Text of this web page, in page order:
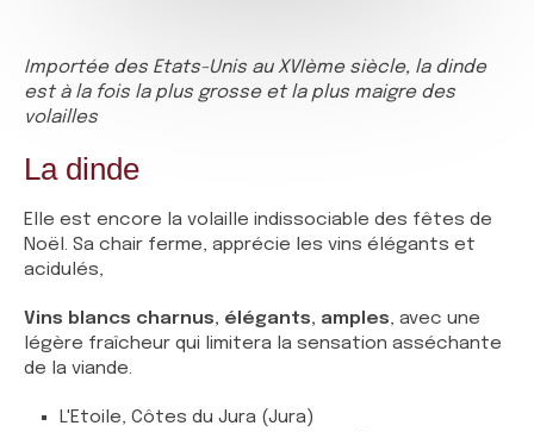
Importée des Etats-Unis au XVIème siècle, la dinde
est à la fois la plus grosse et la plus maigre des
volailles
La dinde
Elle est encore la volaille indissociable des fêtes de
Noël. Sa chair ferme, apprécie les vins élégants et
acidulés,
Vins blancs charnus, élégants, amples, avec une
légère fraîcheur qui limitera la sensation asséchante
de la viande.
L'Etoile, Côtes du Jura (Jura)